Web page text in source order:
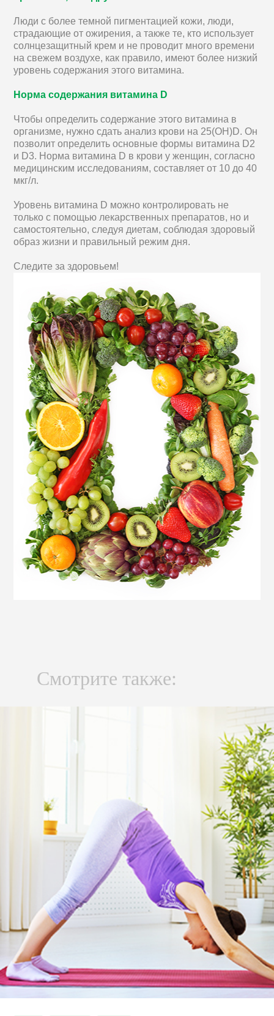
Люди с более темной пигментацией кожи, люди,
страдающие от ожирения, а также те, кто использует
солнцезащитный крем и не проводит много времени
на свежем воздухе, как правило, имеют более низкий
уровень содержания этого витамина.
Норма содержания витамина D
Чтобы определить содержание этого витамина в
организме, нужно сдать анализ крови на 25(OH)D. Он
позволит определить основные формы витамина D2
и D3. Норма витамина D в крови у женщин, согласно
медицинским исследованиям, составляет от 10 до 40
мкг/л.
Уровень витамина D можно контролировать не
только с помощью лекарственных препаратов, но и
самостоятельно, следуя диетам, соблюдая здоровый
образ жизни и правильный режим дня.
Следите за здоровьем!
Смотрите также: